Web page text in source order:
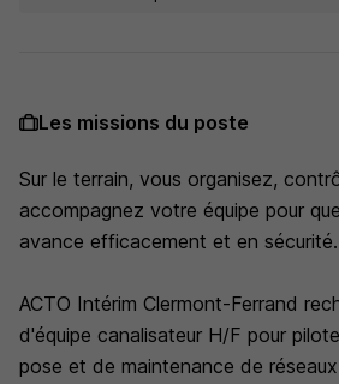
Les missions du poste
Sur le terrain, vous organisez,
accompagnez votre équipe pour
avance efficacement et en sécurité.
ACTO Intérim Clermont-Ferrand
d'équipe canalisateur H/F pour
pose et de maintenance de